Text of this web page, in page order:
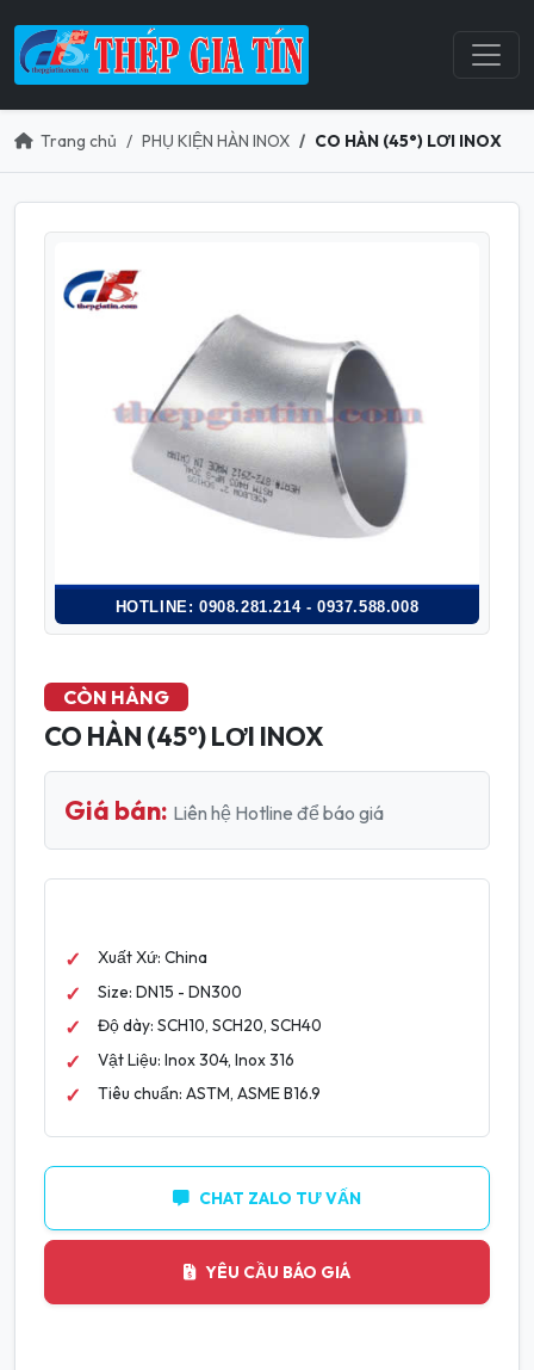
Trang chủ PHỤ KIỆN HÀN INOX CO HÀN (45°) LƠI INOX
HOTLINE: 0908.281.214 - 0937.588.008
CÒN HÀNG
CO HÀN (45°) LƠI INOX
Giá bán: Liên hệ Hotline để báo giá
Xuất Xứ: China
Size: DN15 - DN300
Độ dày: SCH10, SCH20, SCH40
Vật Liệu: Inox 304, Inox 316
Tiêu chuẩn: ASTM, ASME B16.9
CHAT ZALO TƯ VẤN
YÊU CẦU BÁO GIÁ